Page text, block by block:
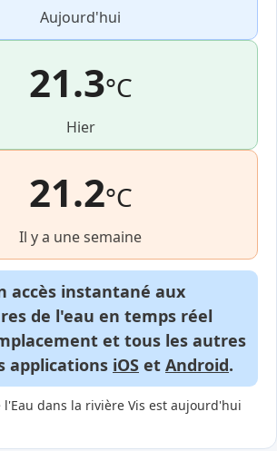
Aujourd'hui
21.3°C
Hier
21.2°C
Il y a une semaine
accès instantané aux
de l'eau en temps réel
et tous les autres
applications iOS et Android.
dans la rivière Vis est aujourd'hui